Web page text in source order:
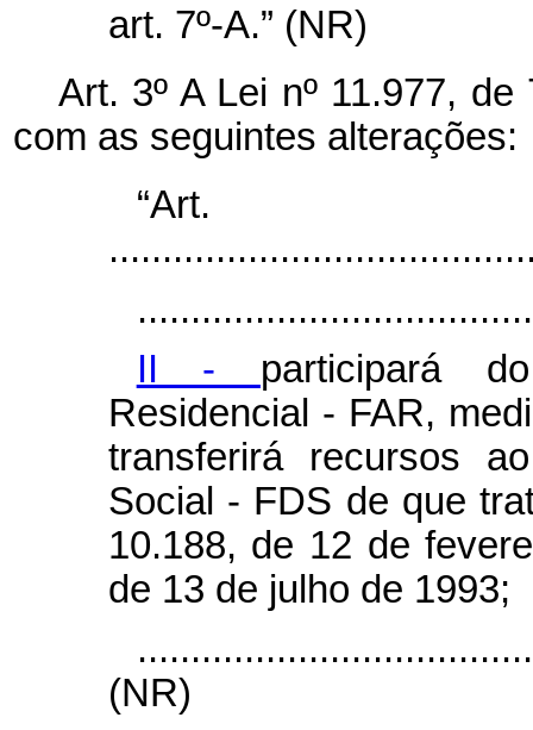
art. 7º-A.” (NR)
Art. 3º A Lei nº 11.977,
com as seguintes alterações:
II - participará
Residencial - FAR,
transferirá recursos
Social - FDS de que
10.188, de 12 de
de 13 de julho de 1993;
(NR)